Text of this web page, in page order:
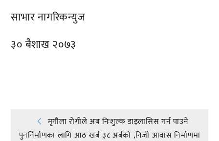
साभार नागरिकन्युज
३० बैशाख २०७३
Postमृगौला रोगीले अब निःशुल्क डाइलासिस गर्न पाउने
पुनर्निर्माणका लागि आठ खर्ब ३८ अर्बको ,निजी आवास निर्माणमा